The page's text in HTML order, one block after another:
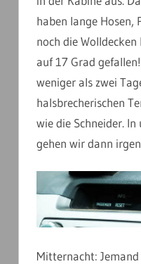
haben lange Hosen,
noch die
auf 17 Grad
weniger als zwei
halsbrecherischen
wie die Schneider.
gehen wir dann
Mitternacht: